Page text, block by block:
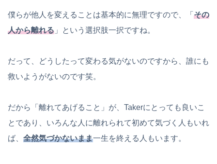
僕らが他人を変えることは基本的に無理ですので、「 その
人から離れる 」という選択肢一択ですね。
だって、どうしたって変わる気がないのですから、誰にも
救いようがないのです笑。
だから「離れてあげること」が、Takerにとっても良いこ
とであり、いろんな人に離れられて初めて気づく人もいれ
ば、 全然気づかないまま一生を終える人もいます。